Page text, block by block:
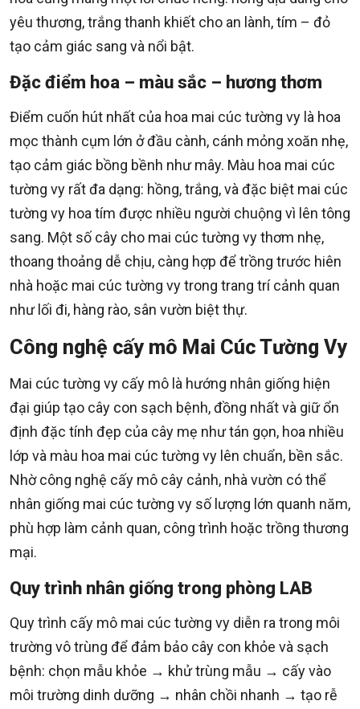
yêu thương, trắng thanh khiết cho an lành, tím – đỏ
tạo cảm giác sang và nổi bật.
Đặc điểm hoa – màu sắc – hương thơm
Điểm cuốn hút nhất của hoa mai cúc tường vy là hoa
mọc thành cụm lớn ở đầu cành, cánh mỏng xoăn nhẹ,
tạo cảm giác bồng bềnh như mây. Màu hoa mai cúc
tường vy rất đa dạng: hồng, trắng, và đặc biệt mai cúc
tường vy hoa tím được nhiều người chuộng vì lên tông
sang. Một số cây cho mai cúc tường vy thơm nhẹ,
thoang thoảng dễ chịu, càng hợp để trồng trước hiên
nhà hoặc mai cúc tường vy trong trang trí cảnh quan
như lối đi, hàng rào, sân vườn biệt thự.
Công nghệ cấy mô Mai Cúc Tường Vy
Mai cúc tường vy cấy mô là hướng nhân giống hiện
đại giúp tạo cây con sạch bệnh, đồng nhất và giữ ổn
định đặc tính đẹp của cây mẹ như tán gọn, hoa nhiều
lớp và màu hoa mai cúc tường vy lên chuẩn, bền sắc.
Nhờ công nghệ cấy mô cây cảnh, nhà vườn có thể
nhân giống mai cúc tường vy số lượng lớn quanh năm,
phù hợp làm cảnh quan, công trình hoặc trồng thương
mại.
Quy trình nhân giống trong phòng LAB
Quy trình cấy mô mai cúc tường vy diễn ra trong môi
trường vô trùng để đảm bảo cây con khỏe và sạch
bệnh: chọn mẫu khỏe → khử trùng mẫu → cấy vào
môi trường dinh dưỡng → nhân chồi nhanh → tạo rễ